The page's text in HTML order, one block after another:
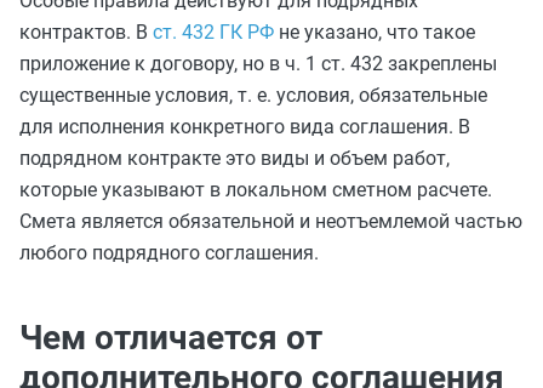
контрактов. В ст. 432 ГК РФ не указано, что такое
приложение к договору, но в ч. 1 ст. 432 закреплены
существенные условия, т. е. условия, обязательные
для исполнения конкретного вида соглашения. В
подрядном контракте это виды и объем работ,
которые указывают в локальном сметном расчете.
Смета является обязательной и неотъемлемой частью
любого подрядного соглашения.
Чем отличается от
дополнительного соглашения